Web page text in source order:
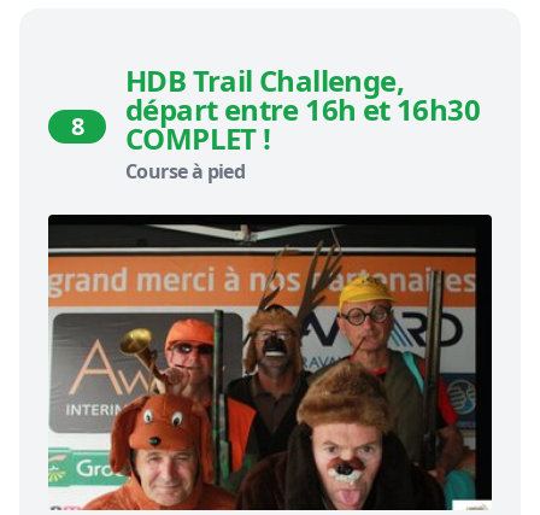
8
HDB Trail Challenge,
départ entre 16h et 16h30
COMPLET !
Course à pied